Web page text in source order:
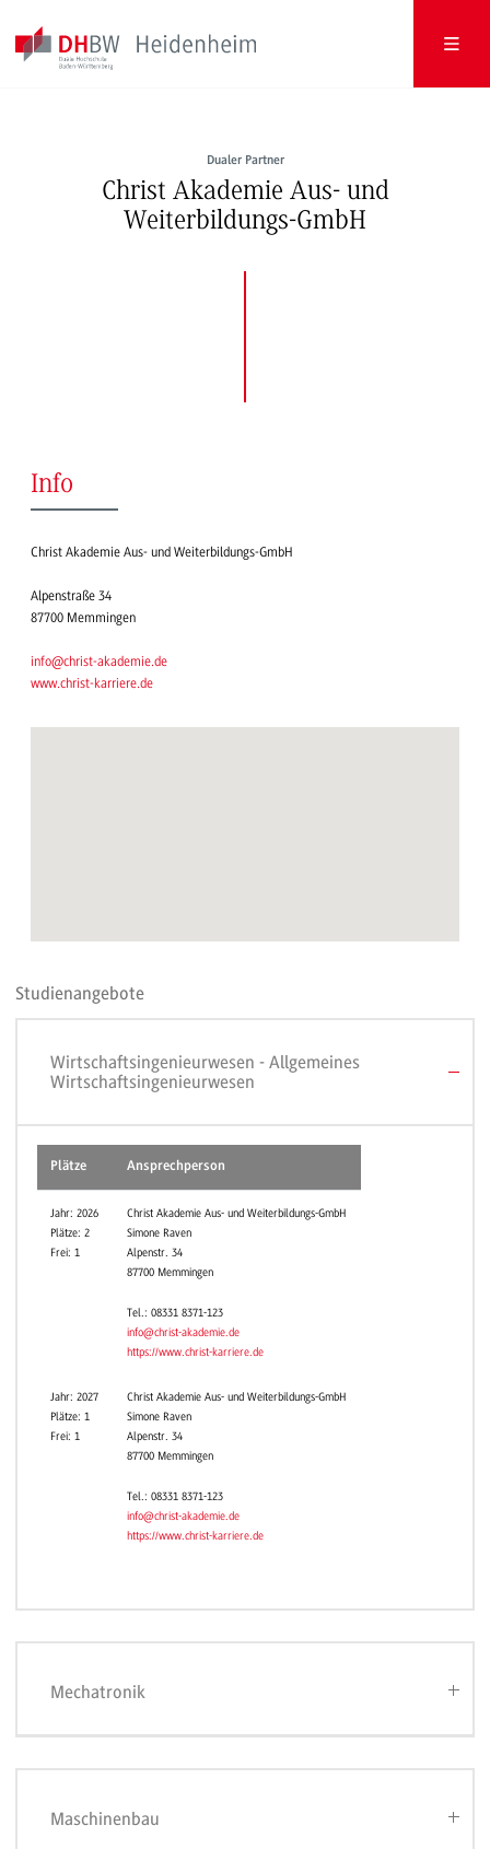
Dualer Partner
Christ Akademie Aus- und
Weiterbildungs-GmbH
Info
Christ Akademie Aus- und Weiterbildungs-GmbH
Alpenstraße 34
87700 Memmingen
info@christ-akademie.de
www.christ-karriere.de
Studienangebote
Wirtschaftsingenieurwesen - Allgemeines
Wirtschaftsingenieurwesen
Plätze Ansprechperson
Jahr: 2026
Plätze: 2
Frei: 1
Christ Akademie Aus- und Weiterbildungs-GmbH
Simone Raven
Alpenstr. 34
87700 Memmingen
Tel.: 08331 8371-123
info@christ-akademie.de
https://www.christ-karriere.de
Jahr: 2027
Plätze: 1
Frei: 1
Christ Akademie Aus- und Weiterbildungs-GmbH
Simone Raven
Alpenstr. 34
87700 Memmingen
Tel.: 08331 8371-123
info@christ-akademie.de
https://www.christ-karriere.de
Mechatronik
Maschinenbau